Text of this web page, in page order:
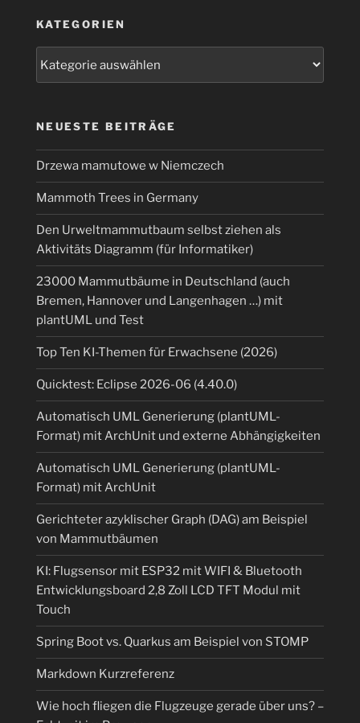
KATEGORIEN
NEUESTE BEITRÄGE
Drzewa mamutowe w Niemczech
Mammoth Trees in Germany
Den Urweltmammutbaum selbst ziehen als
Aktivitäts Diagramm (für Informatiker)
23000 Mammutbäume in Deutschland (auch
Bremen, Hannover und Langenhagen …) mit
plantUML und Test
Top Ten KI-Themen für Erwachsene (2026)
Quicktest: Eclipse 2026-06 (4.40.0)
Automatisch UML Generierung (plantUML-
Format) mit ArchUnit und externe Abhängigkeiten
Automatisch UML Generierung (plantUML-
Format) mit ArchUnit
Gerichteter azyklischer Graph (DAG) am Beispiel
von Mammutbäumen
KI: Flugsensor mit ESP32 mit WIFI & Bluetooth
Entwicklungsboard 2,8 Zoll LCD TFT Modul mit
Touch
Spring Boot vs. Quarkus am Beispiel von STOMP
Markdown Kurzreferenz
Wie hoch fliegen die Flugzeuge gerade über uns? –